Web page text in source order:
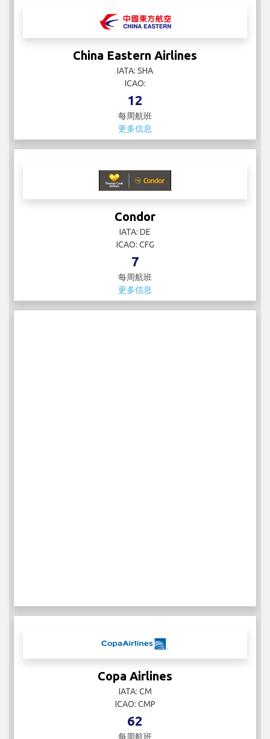
China Eastern Airlines
IATA: SHA
ICAO:
12
每周航班
更多信息
Condor
IATA: DE
ICAO: CFG
7
每周航班
更多信息
Copa Airlines
IATA: CM
ICAO: CMP
62
每周航班